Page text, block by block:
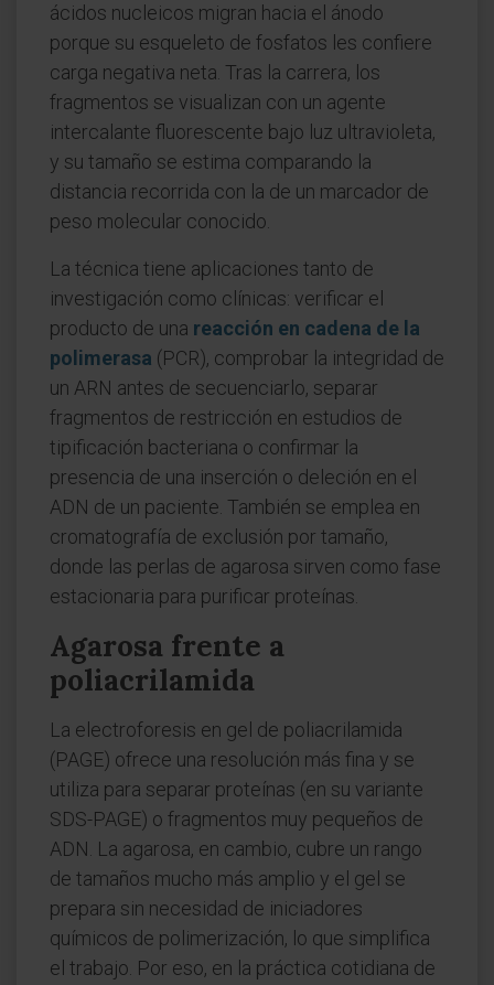
ácidos nucleicos migran hacia el ánodo
porque su esqueleto de fosfatos les confiere
carga negativa neta. Tras la carrera, los
fragmentos se visualizan con un agente
intercalante fluorescente bajo luz ultravioleta,
y su tamaño se estima comparando la
distancia recorrida con la de un marcador de
peso molecular conocido.
La técnica tiene aplicaciones tanto de
investigación como clínicas: verificar el
producto de una reacción en cadena de la
polimerasa (PCR), comprobar la integridad de
un ARN antes de secuenciarlo, separar
fragmentos de restricción en estudios de
tipificación bacteriana o confirmar la
presencia de una inserción o deleción en el
ADN de un paciente. También se emplea en
cromatografía de exclusión por tamaño,
donde las perlas de agarosa sirven como fase
estacionaria para purificar proteínas.
Agarosa frente a
poliacrilamida
La electroforesis en gel de poliacrilamida
(PAGE) ofrece una resolución más fina y se
utiliza para separar proteínas (en su variante
SDS-PAGE) o fragmentos muy pequeños de
ADN. La agarosa, en cambio, cubre un rango
de tamaños mucho más amplio y el gel se
prepara sin necesidad de iniciadores
químicos de polimerización, lo que simplifica
el trabajo. Por eso, en la práctica cotidiana de